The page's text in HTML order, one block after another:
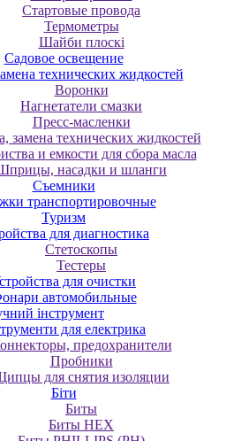
Стартовые провода
Термометры
Шайби плоскі
Садовое освещение
технических жидкостей
Воронки
Нагнетатели смазки
Пресс-масленки
замена технических жидкостей
и емкости для сбора масла
насадки и шланги
Съемники
транспортировочные
Туризм
для диагностика
Стетоскопы
Тестеры
для очистки
автомобильные
інструмент
для електрика
предохранители
Пробники
для снятия изоляции
Біти
Биты
Биты HEX